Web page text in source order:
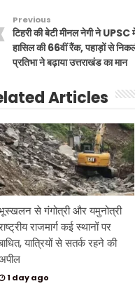
Previous
टिहरी की बेटी मीनल नेगी ने UPSC
हासिल की 66वीं रैंक, पहाड़ों से
प्रतिभा ने बढ़ाया उत्तराखंड का मान
Articles
से गंगोत्री और यमुनोत्री
राजमार्ग कई स्थानों पर
यात्रियों से सतर्क रहने की
1 day ago